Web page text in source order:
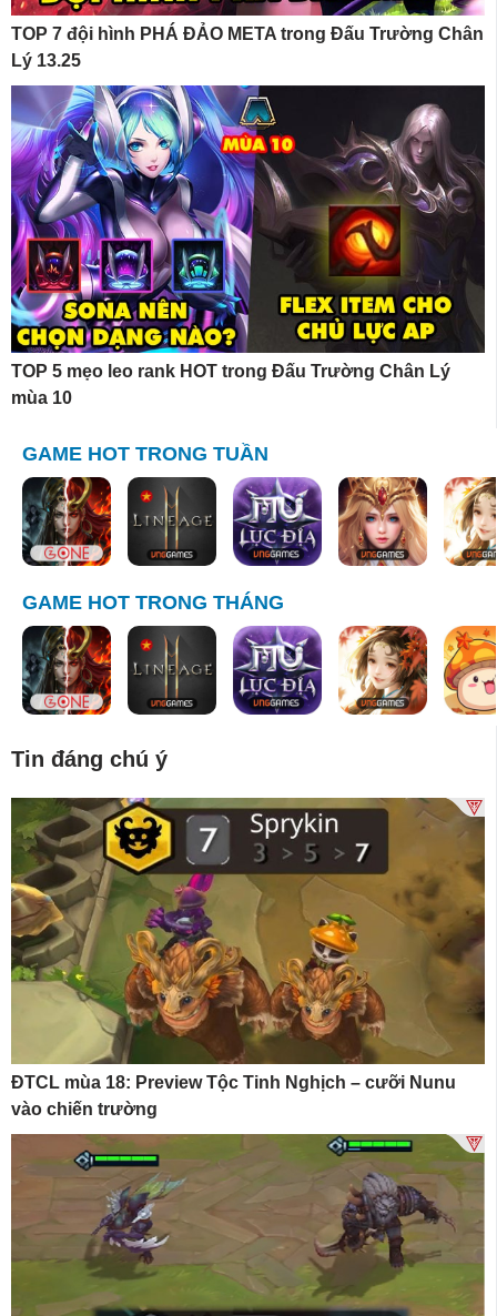
TOP 7 đội hình PHÁ ĐẢO META trong Đấu Trường Chân
Lý 13.25
TOP 5 mẹo leo rank HOT trong Đấu Trường Chân Lý
mùa 10
GAME HOT TRONG TUẦN
GAME HOT TRONG THÁNG
Tin đáng chú ý
ĐTCL mùa 18: Preview Tộc Tinh Nghịch – cưỡi Nunu
vào chiến trường